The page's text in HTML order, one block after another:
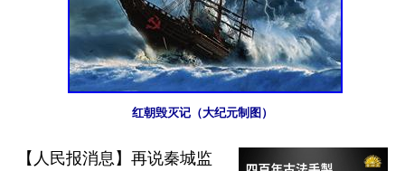
红朝毁灭记（大纪元制图）
【人民报消息】再说秦城监